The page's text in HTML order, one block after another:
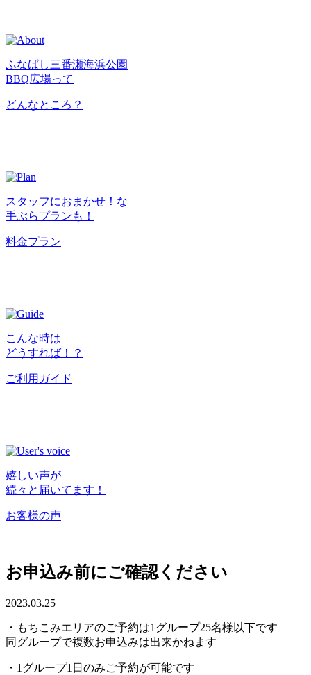
ふなばし三番瀬海浜公園
BBQ広場って
どんなところ？
スタッフにおまかせ！な
手ぶらプランも！
料金プラン
こんな時は
どうすれば！？
ご利用ガイド
嬉しい声が
続々と届いてます！
お客様の声
お申込み前にご確認ください
2023.03.25
・もちこみエリアのご予約は1グループ25名様以下です
同グループで複数お申込みは出来かねます
・1グループ1日のみご予約が可能です